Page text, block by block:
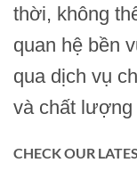
thời, không
quan hệ bền
qua dịch vụ
và chất lượng
CHECK OUR